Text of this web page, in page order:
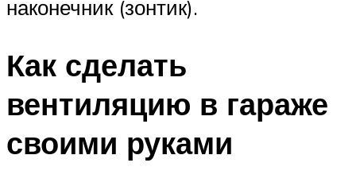
наконечник (зонтик).
Как сделать
вентиляцию в гараже
своими руками